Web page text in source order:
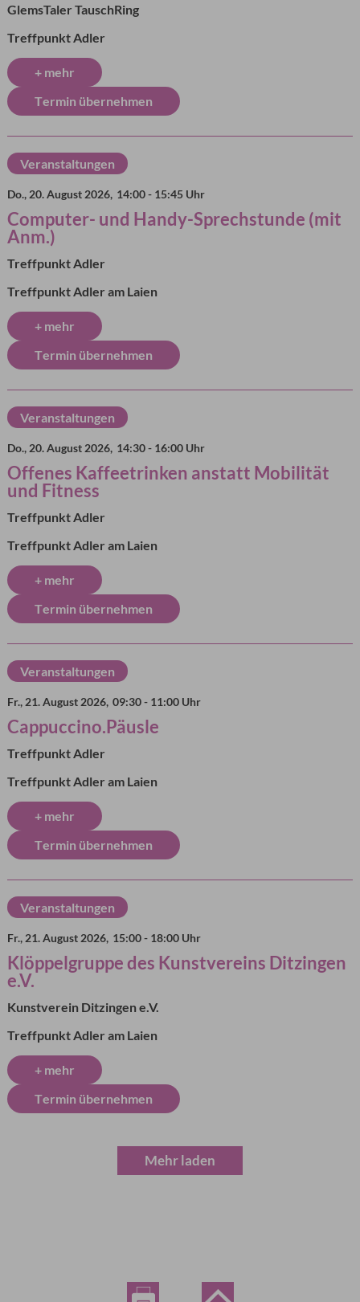
GlemsTaler TauschRing
Treffpunkt Adler
+ mehr
Termin übernehmen
Do., 20. August 2026, 14:00 - 15:45 Uhr
Computer- und Handy-Sprechstunde (mit
Anm.)
Treffpunkt Adler
Treffpunkt Adler am Laien
+ mehr
Termin übernehmen
Veranstaltungen
Do., 20. August 2026, 14:30 - 16:00 Uhr
Offenes Kaffeetrinken anstatt Mobilität
und Fitness
Treffpunkt Adler
Treffpunkt Adler am Laien
+ mehr
Termin übernehmen
Veranstaltungen
Fr., 21. August 2026, 09:30 - 11:00 Uhr
Cappuccino.Päusle
Treffpunkt Adler
Treffpunkt Adler am Laien
+ mehr
Termin übernehmen
Veranstaltungen
Fr., 21. August 2026, 15:00 - 18:00 Uhr
Klöppelgruppe des Kunstvereins Ditzingen
e.V.
Kunstverein Ditzingen e.V.
Treffpunkt Adler am Laien
+ mehr
Termin übernehmen
Veranstaltungen
Mehr laden